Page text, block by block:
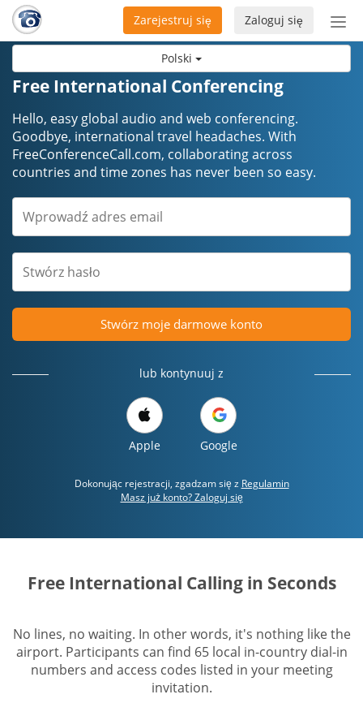
Polski
Zaloguj się
Zarejestruj się
Free International Conferencing
Hello, easy global audio and web conferencing.
Goodbye, international travel headaches. ​​​​​​​With
FreeConferenceCall.com, collaborating across
countries and time zones has never been so easy.
Stwórz moje darmowe konto
lub kontynuuj z
Apple Google
Dokonując rejestracji, zgadzam się z Regulamin
Masz już konto? Zaloguj się
Free International Calling in Seconds
No lines, no waiting. In other words, it's nothing like the
airport. Participants can find 65 local in-country dial-in
numbers and access codes listed in your meeting
invitation.